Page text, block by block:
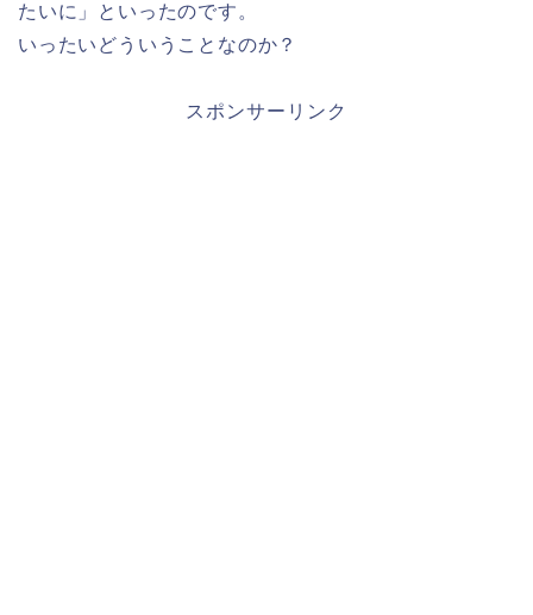
たいに」といったのです。
いったいどういうことなのか？
スポンサーリンク